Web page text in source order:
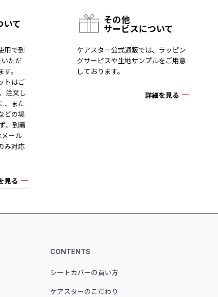
いて
用で到
ただ
。
トはご
注文し
、また
どの場
、到着
ール
み対応
見る
その他
サービスについて
ケアスター公式通販では、ラッピン
グサービスや生地サンプルをご用意
しております。
詳細を見る
CONTENTS
シートカバーの買い方
ケアスターのこだわり